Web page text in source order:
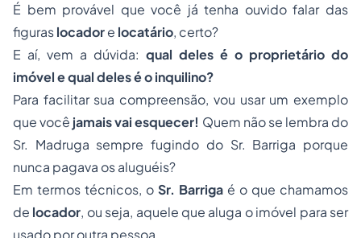
É bem provável que você já tenha ouvido falar das
figuraslocadore locatário, certo?
E aí, vem a dúvida: qual deles é o proprietário do
imóvel e qual deles é o inquilino?
Para facilitar sua compreensão, vou usar um exemplo
que você jamais vai esquecer! Quem não se lembra do
Sr. Madruga sempre fugindo do Sr. Barriga porque
nunca pagava os aluguéis?
Em termos técnicos, o Sr. Barriga é o que chamamos
de locador, ou seja, aquele que aluga o imóvel para ser